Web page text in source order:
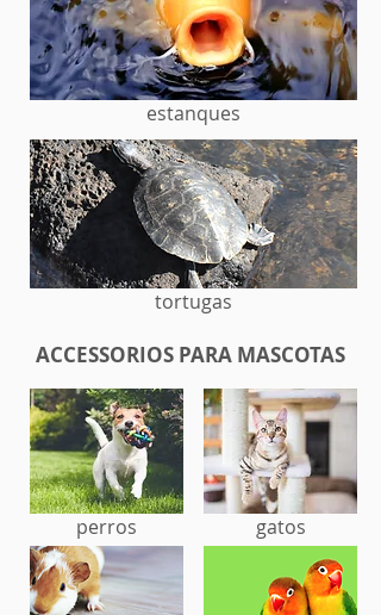
NUESTROS
PRODUCTOS
estanques
tortugas
ACCESSORIOS PARA MASCOTAS
perros gatos